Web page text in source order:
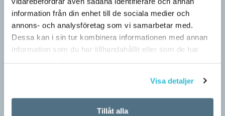
information från din enhet till de sociala medier och
annons- och analysföretag som vi samarbetar med.
Dessa kan i sin tur kombinera informationen med annan
information som du har tillhandahållit eller som de har
samlat in när du har använt deras tjänster.
Visa detaljer
Tillåt alla
stor del i att detta namnbyte sker är artonåriga Leo Lust…